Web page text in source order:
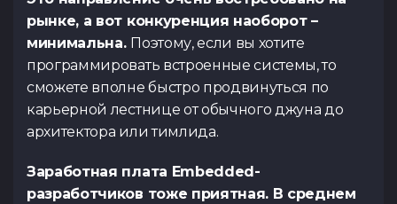
рынке, а вот конкуренция наоборот –
минимальна. Поэтому, если вы хотите
программировать встроенные системы, то
сможете вполне быстро продвинуться по
карьерной лестнице от обычного джуна до
архитектора или тимлида.
Заработная плата Embedded-
разработчиков тоже приятная. В среднем